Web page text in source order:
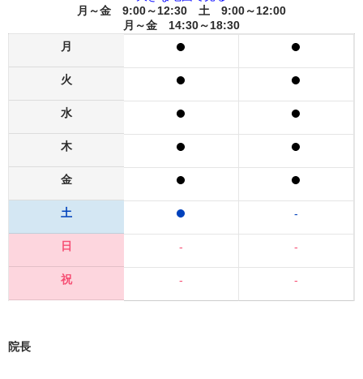
月～金 9:00～12:30 土 9:00～12:00
月～金 14:30～18:30
月
火
水
木
金
土
日
祝
-
-
-
-
-
院長